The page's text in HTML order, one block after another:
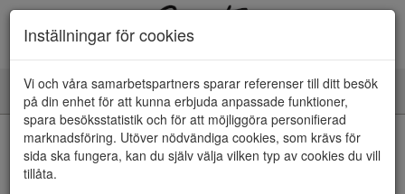
Toggle
navigation
HEM
Inställningar för cookies
Vi och våra samarbetspartners sparar referenser till ditt besök
på din enhet för att kunna erbjuda anpassade funktioner,
spara besöksstatistik och för att möjliggöra personifierad
marknadsföring. Utöver nödvändiga cookies, som krävs för
sida ska fungera, kan du själv välja vilken typ av cookies du vill
tillåta.